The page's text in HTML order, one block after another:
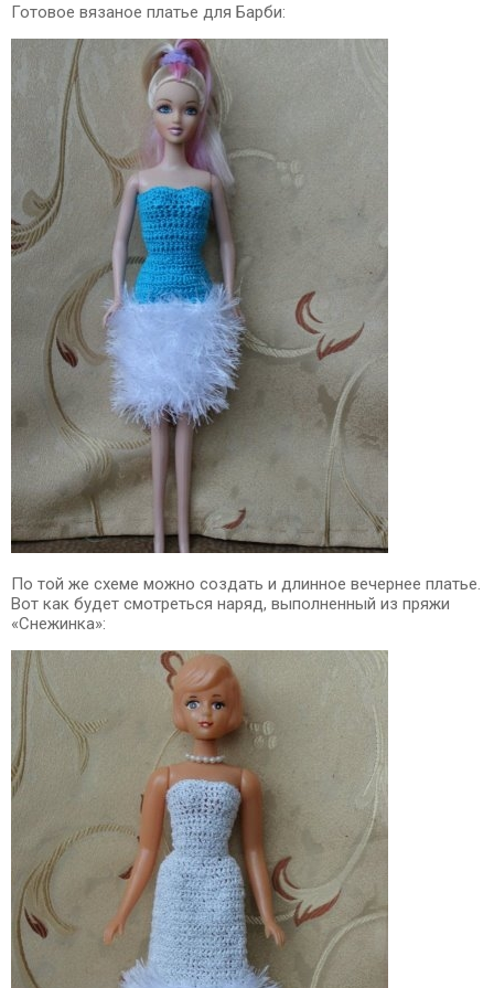
Готовое вязаное платье для Барби:
По той же схеме можно создать и длинное вечернее платье.
Вот как будет смотреться наряд, выполненный из пряжи
«Снежинка»: